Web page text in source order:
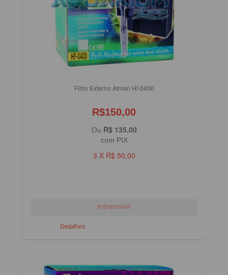
Filtro Externo Atman Hf-0400
R$150,00
Ou R$ 135,00
com PIX
3 X R$ 50,00
Detalhes